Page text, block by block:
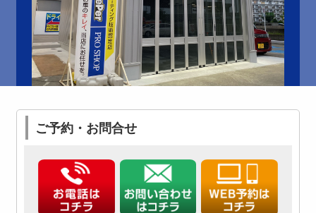
ご予約・お問合せ